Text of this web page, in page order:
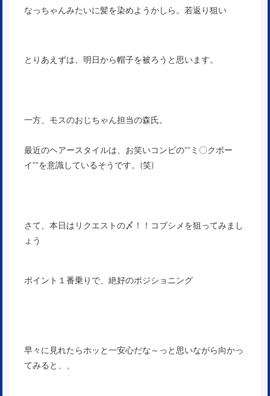
なっちゃんみたいに髪を染めようかしら。若返り狙い
とりあえずは、明日から帽子を被ろうと思います。
一方、モスのおじちゃん担当の森氏。
最近のヘアースタイルは、お笑いコンビの””ミ〇クボー
イ””を意識しているそうです。(笑)
さて、本日はリクエストの〆！！コブシメを狙ってみまし
ょう
ポイント１番乗りで、絶好のポジショニング
早々に見れたらホッと一安心だな～っと思いながら向かっ
てみると、、